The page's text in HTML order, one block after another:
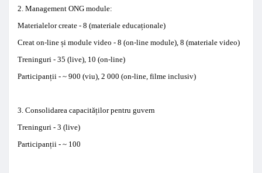
2. Management ONG module:
Materialelor create - 8 (materiale educaționale)
Creat on-line și module video - 8 (on-line module), 8 (materiale video)
Treninguri - 35 (live), 10 (on-line)
Participanții - ~ 900 (viu), 2 000 (on-line, filme inclusiv)
3. Consolidarea capacităților pentru guvern
Treninguri - 3 (live)
Participanții - ~ 100